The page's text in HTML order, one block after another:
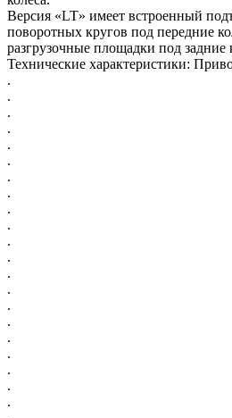
Версия «LT» имеет встроенный
поворотных кругов под передние
разгрузочные площадки под задние
Технические характеристики:
.
.
.
.
.
.
.
.
.
.
.
.
.
.
.
.
.
.
.
.
.